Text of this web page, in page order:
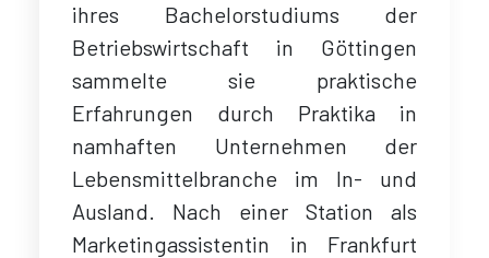
ihres Bachelorstudiums der
Betriebswirtschaft in Göttingen
sammelte sie praktische
Erfahrungen durch Praktika in
namhaften Unternehmen der
Lebensmittelbranche im In- und
Ausland. Nach einer Station als
Marketingassistentin in Frankfurt